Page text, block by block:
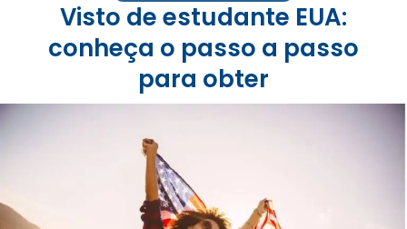
Visto de estudante EUA:
conheça o passo a passo
para obter